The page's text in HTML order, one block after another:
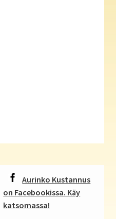
Aurinko Kustannus
on Facebookissa. Käy
katsomassa!